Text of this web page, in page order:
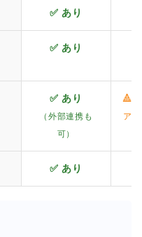
✅ あり
✅ あり
✅ あり
（外部連携も
可）
🔺
ア
✅ あり